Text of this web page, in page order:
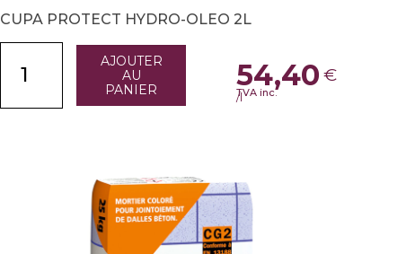
CUPA PROTECT HYDRO-OLEO 2L
AJOUTER
AU
PANIER
54,40 €
TVA inc.
/l